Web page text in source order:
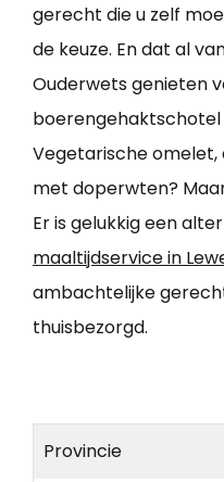
gerecht die u zelf
de keuze. En dat al
Ouderwets genieten
boerengehaktschotel
Vegetarische
met doperwten?
Er is gelukkig een
maaltijdservice in
ambachtelijke
thuisbezorgd.
Provincie